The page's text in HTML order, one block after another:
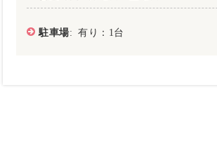
駐車場: 有り：1台